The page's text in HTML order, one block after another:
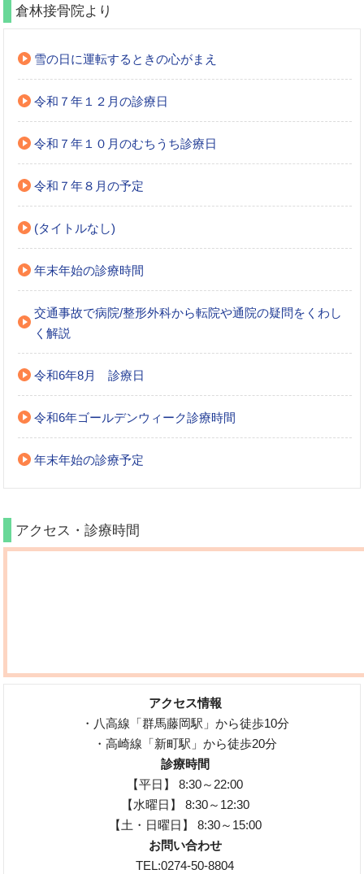
倉林接骨院より
雪の日に運転するときの心がまえ
令和７年１２月の診療日
令和７年１０月のむちうち診療日
令和７年８月の予定
(タイトルなし)
年末年始の診療時間
交通事故で病院/整形外科から転院や通院の疑問をくわし
く解説
令和6年8月 診療日
令和6年ゴールデンウィーク診療時間
年末年始の診療予定
アクセス・診療時間
アクセス情報
・八高線「群馬藤岡駅」から徒歩10分
・高崎線「新町駅」から徒歩20分
診療時間
【平日】 8:30～22:00
【水曜日】 8:30～12:30
【土・日曜日】 8:30～15:00
お問い合わせ
TEL:0274-50-8804